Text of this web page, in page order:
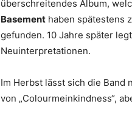
überschreitendes Album,
Basement haben spätestens
gefunden. 10 Jahre später
Neuinterpretationen.
Im Herbst lässt sich die Band
von „Colourmeinkindness“,